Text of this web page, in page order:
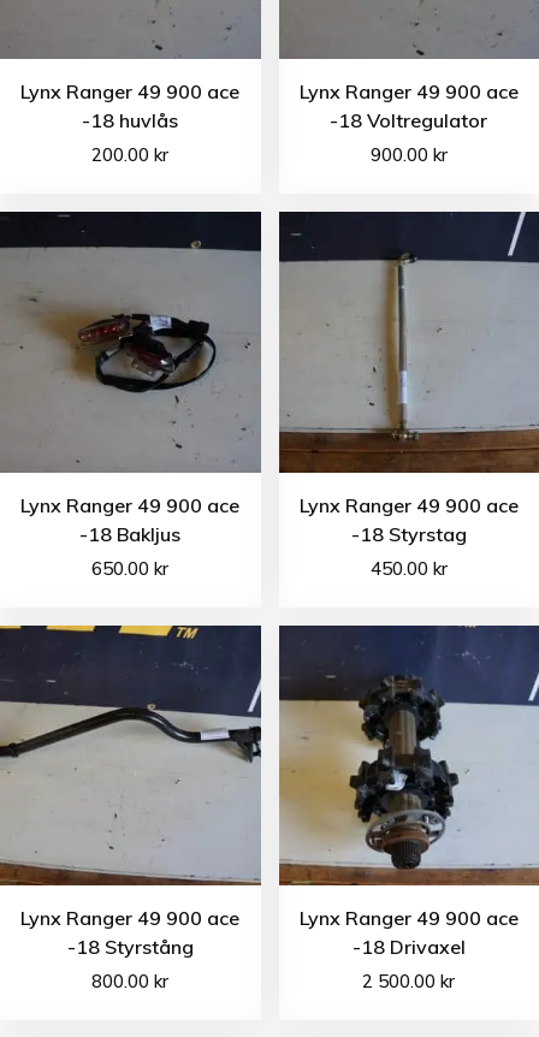
Lynx Ranger 49 900 ace
-18 huvlås
200.00kr
Lynx Ranger 49 900 ace
-18 Voltregulator
900.00 kr
Lynx Ranger 49 900 ace
-18 Bakljus
650.00kr
Lynx Ranger 49 900 ace
-18 Styrstag
450.00 kr
Lynx Ranger 49 900 ace
-18 Styrstång
800.00kr
Lynx Ranger 49 900 ace
-18 Drivaxel
2 500.00kr